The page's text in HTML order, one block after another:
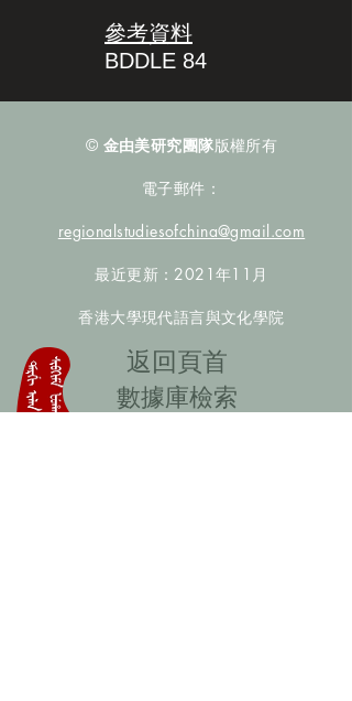
參考資料
BDDLE 84
© 金由美研究團隊版權所有
電子郵件：
regionalstudiesofchina@gmail.com
最近更新：2021年11月
香港大學現代語言與文化學院
​返回頁首
數據庫檢索